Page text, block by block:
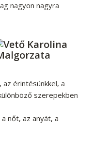
nagyon nagyra
érintésünkkel, a
szerepekben
nőt, az anyát, a